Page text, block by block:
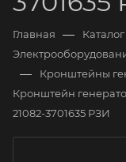
Главная — Каталог
— Кронштейны
Кронштейн
21082-3701635 РЗИ